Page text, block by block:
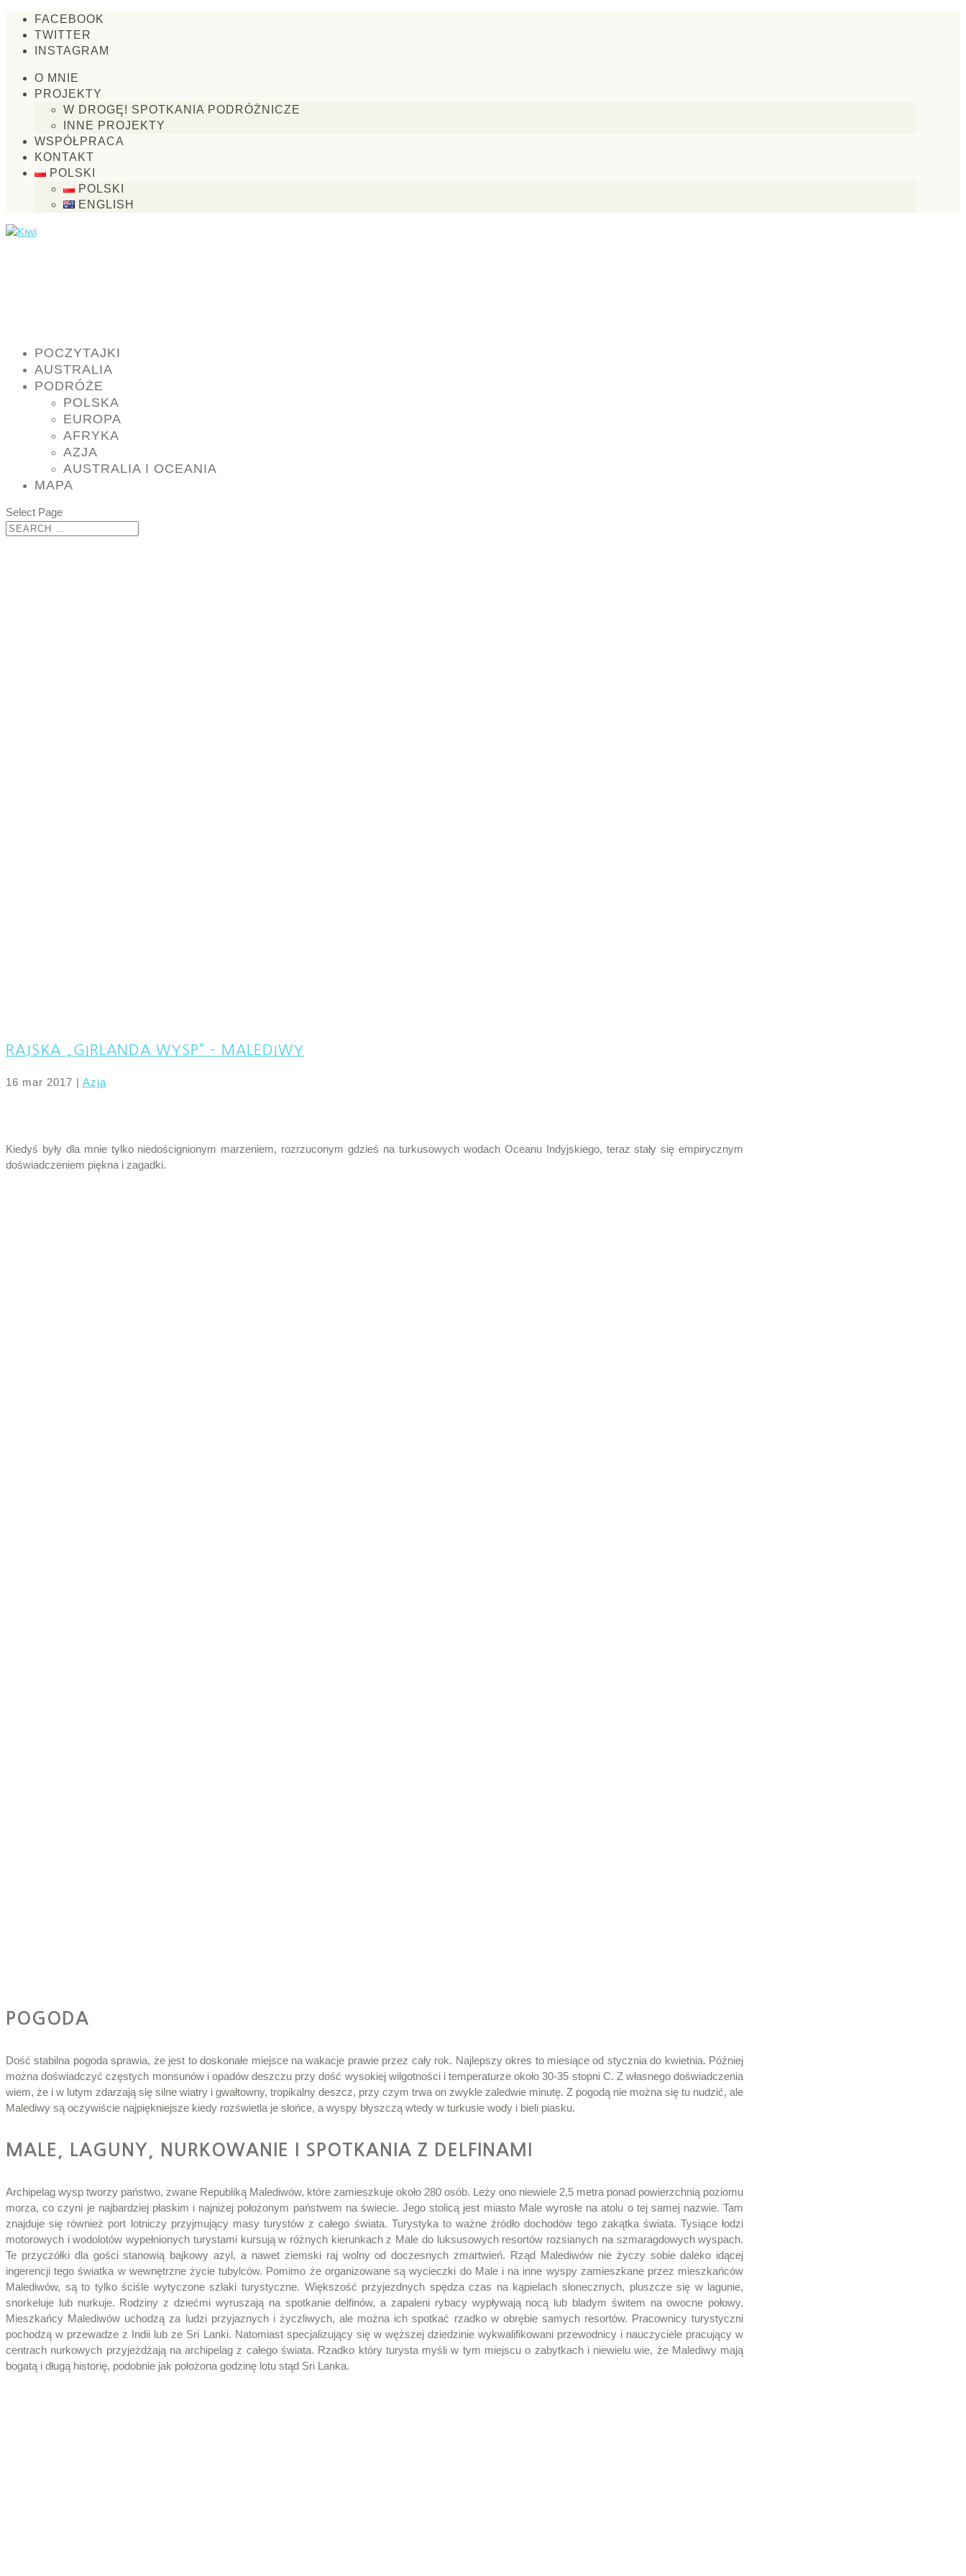
FACEBOOK
TWITTER
INSTAGRAM
O MNIE
PROJEKTY
W DROGĘ! SPOTKANIA PODRÓŻNICZE
INNE PROJEKTY
WSPÓŁPRACA
KONTAKT
POLSKI
POLSKI
ENGLISH
POCZYTAJKI
AUSTRALIA
PODRÓŻE
POLSKA
EUROPA
AFRYKA
AZJA
AUSTRALIA I OCEANIA
MAPA
Select Page
RAJSKA „GIRLANDA WYSP” – MALEDIWY
16 mar 2017 | Azja
Kiedyś były dla mnie tylko niedoścignionym marzeniem, rozrzuconym gdzieś na turkusowych wodach Oceanu Indyjskiego, teraz stały się empirycznym
doświadczeniem piękna i zagadki.
POGODA
Dość stabilna pogoda sprawia, że jest to doskonałe miejsce na wakacje prawie przez cały rok. Najlepszy okres to miesiące od stycznia do kwietnia. Później
można doświadczyć częstych monsunów i opadów deszczu przy dość wysokiej wilgotności i temperaturze około 30-35 stopni C. Z własnego doświadczenia
wiem, że i w lutym zdarzają się silne wiatry i gwałtowny, tropikalny deszcz, przy czym trwa on zwykle zaledwie minutę. Z pogodą nie można się tu nudzić, ale
Malediwy są oczywiście najpiękniejsze kiedy rozświetla je słońce, a wyspy błyszczą wtedy w turkusie wody i bieli piasku.
MALE, LAGUNY, NURKOWANIE I SPOTKANIA Z DELFINAMI
Archipelag wysp tworzy państwo, zwane Republiką Malediwów, które zamieszkuje około 280 osób. Leży ono niewiele 2,5 metra ponad powierzchnią poziomu
morza, co czyni je najbardziej płaskim i najniżej położonym państwem na świecie. Jego stolicą jest miasto Male wyrosłe na atolu o tej samej nazwie. Tam
znajduje się również port lotniczy przyjmujący masy turystów z całego świata. Turystyka to ważne źródło dochodów tego zakątka świata. Tysiące łodzi
motorowych i wodolotów wypełnionych turystami kursują w różnych kierunkach z Male do luksusowych resortów rozsianych na szmaragdowych wyspach.
Te przyczółki dla gości stanowią bajkowy azyl, a nawet ziemski raj wolny od doczesnych zmartwień. Rząd Malediwów nie życzy sobie daleko idącej
ingerencji tego światka w wewnętrzne życie tubylców. Pomimo że organizowane są wycieczki do Male i na inne wyspy zamieszkane przez mieszkańców
Malediwów, są to tylko ściśle wytyczone szlaki turystyczne. Większość przyjezdnych spędza czas na kąpielach słonecznych, pluszcze się w lagunie,
snorkeluje lub nurkuje. Rodziny z dziećmi wyruszają na spotkanie delfinów, a zapaleni rybacy wypływają nocą lub bladym świtem na owocne połowy.
Mieszkańcy Malediwów uchodzą za ludzi przyjaznych i życzliwych, ale można ich spotkać rzadko w obrębie samych resortów. Pracownicy turystyczni
pochodzą w przewadze z Indii lub ze Sri Lanki. Natomiast specjalizujący się w węższej dziedzinie wykwalifikowani przewodnicy i nauczyciele pracujący w
centrach nurkowych przyjeżdżają na archipelag z całego świata. Rzadko który turysta myśli w tym miejscu o zabytkach i niewielu wie, że Malediwy mają
bogatą i długą historię, podobnie jak położona godzinę lotu stąd Sri Lanka.